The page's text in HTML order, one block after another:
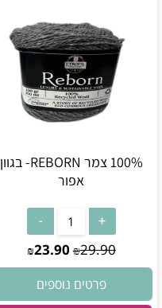
100% צמר REBORN- בגוון
אפור
₪29.90
₪23.90
פרטים נוספים